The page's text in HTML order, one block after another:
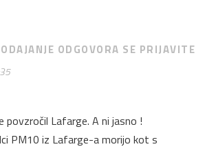
ODGOVORA SE PRIJAVITE
povzročil Lafarge. A ni jasno !
PM10 iz Lafarge-a morijo kot s